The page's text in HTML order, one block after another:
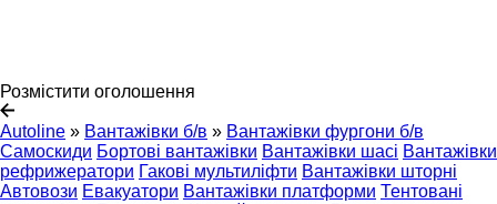
Розмістити оголошення
Autoline » Вантажівки б/в » Вантажівки фургони б/в
Самоскиди Бортовi вантажівки Вантажівки шасі Вантажівки
рефрижератори Гакові мультиліфти Вантажівки шторні
Автовози Евакуатори Вантажівки платформи Тентовані